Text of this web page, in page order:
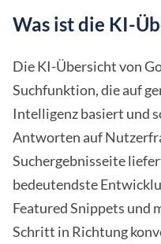
Was ist die KI-
Die KI-Übersicht von
Suchfunktion, die auf
Intelligenz basiert und
Antworten auf
Suchergebnisseite
bedeutendste
Featured Snippets und
Schritt in Richtung